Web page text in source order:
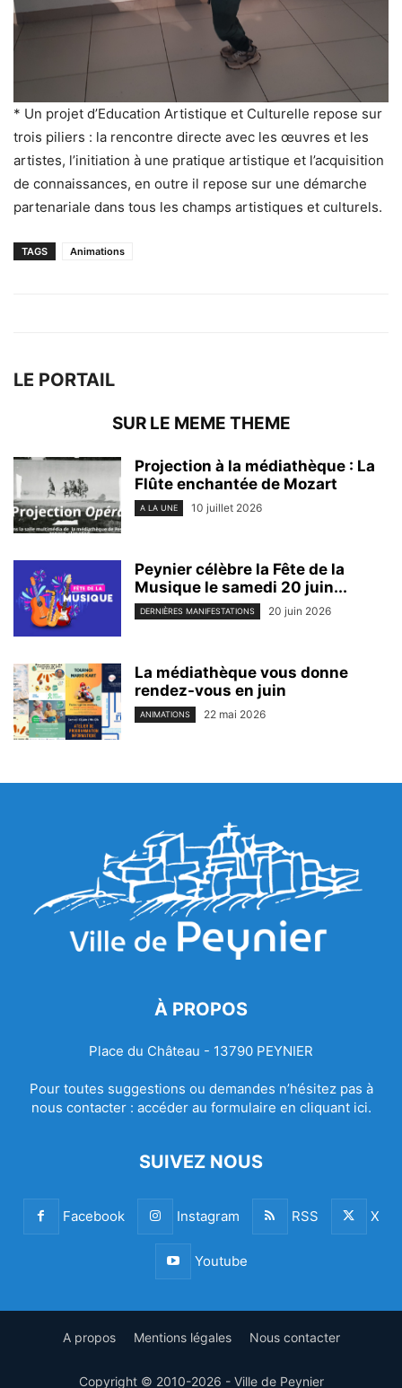
* Un projet d’Education Artistique et Culturelle repose sur
trois piliers : la rencontre directe avec les œuvres et les
artistes, l’initiation à une pratique artistique et l’acquisition
de connaissances, en outre il repose sur une démarche
partenariale dans tous les champs artistiques et culturels.
TAGS Animations
LE PORTAIL
SUR LE MEME THEME
Projection à la médiathèque : La
Flûte enchantée de Mozart
A LA UNE 10 juillet 2026
Peynier célèbre la Fête de la
Musique le samedi 20 juin...
DERNIÈRES MANIFESTATIONS 20 juin 2026
La médiathèque vous donne
rendez-vous en juin
ANIMATIONS 22 mai 2026
À PROPOS
Place du Château - 13790 PEYNIER
Pour toutes suggestions ou demandes n’hésitez pas à
nous contacter : accéder au formulaire en cliquant ici.
SUIVEZ NOUS
Facebook Instagram RSS X
Youtube
A propos Mentions légales Nous contacter
Copyright © 2010-2026 - Ville de Peynier